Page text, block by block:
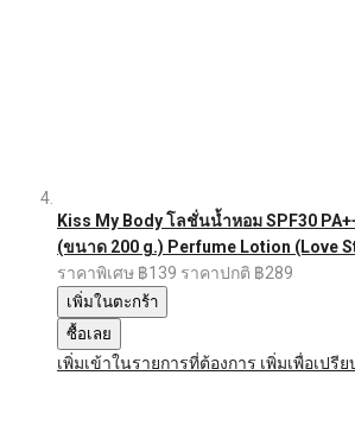
Kiss My Body โลชั่นน้ำหอม SPF30
(ขนาด 200 g.) Perfume Lotion (Love
ราคาพิเศษ ฿139 ราคาปกติ ฿289
เพิ่มในตะกร้า
ซื้อเลย
เพิ่มเข้าในรายการที่ต้องการ เพิ่มเพื่อเปรีย